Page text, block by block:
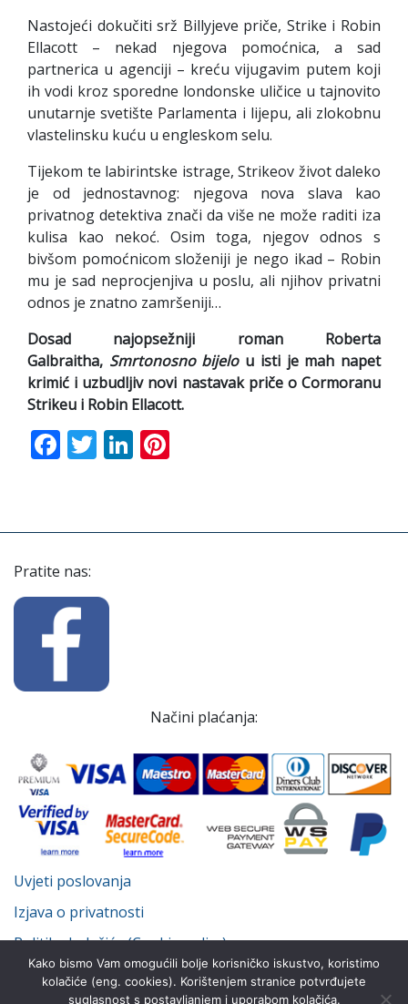
Nastojeći dokučiti srž Billyjeve priče, Strike i Robin
Ellacott – nekad njegova pomoćnica, a sad
partnerica u agenciji – kreću vijugavim putem koji
ih vodi kroz sporedne londonske uličice u tajnovito
unutarnje svetište Parlamenta i lijepu, ali zlokobnu
vlastelinsku kuću u engleskom selu.
Tijekom te labirintske istrage, Strikeov život daleko
je od jednostavnog: njegova nova slava kao
privatnog detektiva znači da više ne može raditi iza
kulisa kao nekoć. Osim toga, njegov odnos s
bivšom pomoćnicom složeniji je nego ikad – Robin
mu je sad neprocjenjiva u poslu, ali njihov privatni
odnos je znatno zamršeniji…
Dosad najopsežniji roman Roberta
Galbraitha, Smrtonosno bijelo u isti je mah napet
krimić i uzbudljiv novi nastavak priče o Cormoranu
Strikeu i Robin Ellacott.
Facebook
TwitterLinkedIn
Pratite nas:
Načini plaćanja:
Uvjeti poslovanja
Izjava o privatnosti
Politika kolačića (Cookie policy)
Kako bismo Vam omogućili bolje korisničko iskustvo, koristimo
kolačiće (eng. cookies). Korištenjem stranice potvrđujete
suglasnost s postavljanjem i uporabom kolačića.